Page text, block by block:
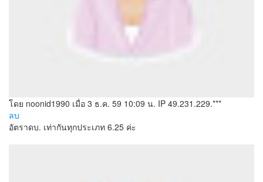
โดย noonid1990 เมื่อ 3 ธ.ค. 59 10:09 น. IP 49.231.229.***
ลบ
อัตราดบ. เท่ากันทุกประเภท 6.25 ค่ะ